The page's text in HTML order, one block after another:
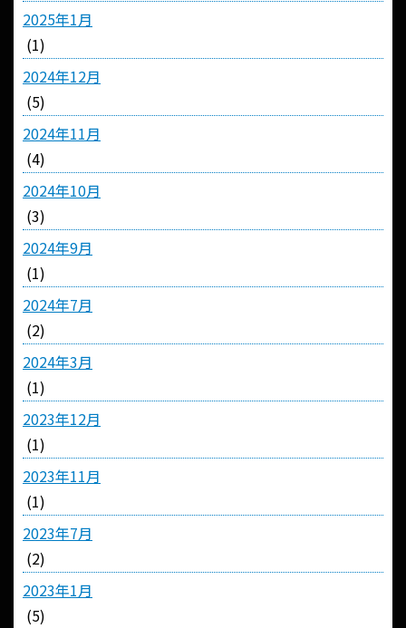
2025年1月
(1)
2024年12月
(5)
2024年11月
(4)
2024年10月
(3)
2024年9月
(1)
2024年7月
(2)
2024年3月
(1)
2023年12月
(1)
2023年11月
(1)
2023年7月
(2)
2023年1月
(5)